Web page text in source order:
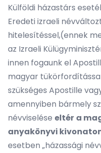
Külföldi házastárs
Eredeti izraeli
hitelesítéssel,(ennek
az Izraeli
innen fogaunk el
magyar
szükséges Apostille
amennyiben bármely
névviselése eltér a
anyakönyvi
esetben „házassági